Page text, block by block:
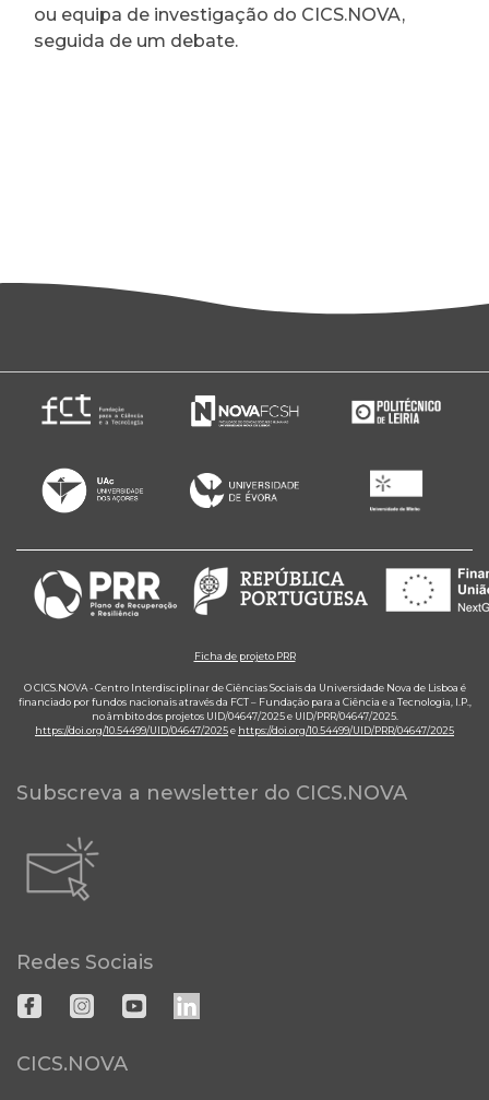
ou equipa de investigação do CICS.NOVA,
seguida de um debate.
Ficha de projeto PRR
O CICS.NOVA - Centro Interdisciplinar de Ciências Sociais da Universidade Nova de Lisboa é
financiado por fundos nacionais através da FCT – Fundação para a Ciência e a Tecnologia, I.P.,
no âmbito dos projetos UID/04647/2025 e UID/PRR/04647/2025.
https://doi.org/10.54499/UID/04647/2025e https://doi.org/10.54499/UID/PRR/04647/2025
Subscreva a newsletter do CICS.NOVA
Redes Sociais
CICS.NOVA